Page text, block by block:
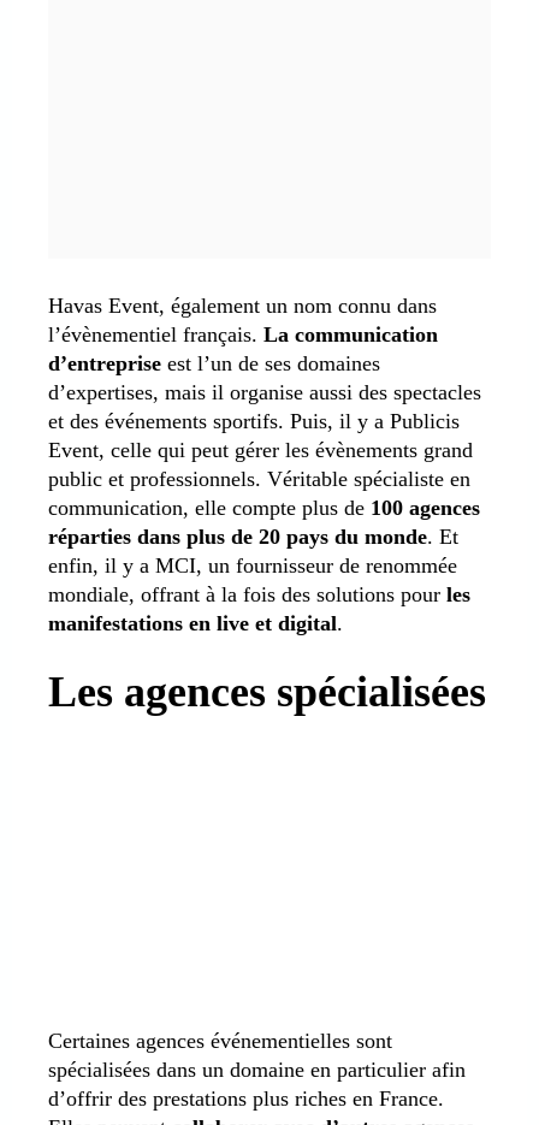
Havas Event, également un nom connu dans
l’évènementiel français. La communication
d’entreprise est l’un de ses domaines
d’expertises, mais il organise aussi des spectacles
et des événements sportifs. Puis, il y a Publicis
Event, celle qui peut gérer les évènements grand
public et professionnels. Véritable spécialiste en
communication, elle compte plus de 100 agences
réparties dans plus de 20 pays du monde. Et
enfin, il y a MCI, un fournisseur de renommée
mondiale, offrant à la fois des solutions pour les
manifestations en live et digital.
Les agences spécialisées
Certaines agences événementielles sont
spécialisées dans un domaine en particulier afin
d’offrir des prestations plus riches en France.